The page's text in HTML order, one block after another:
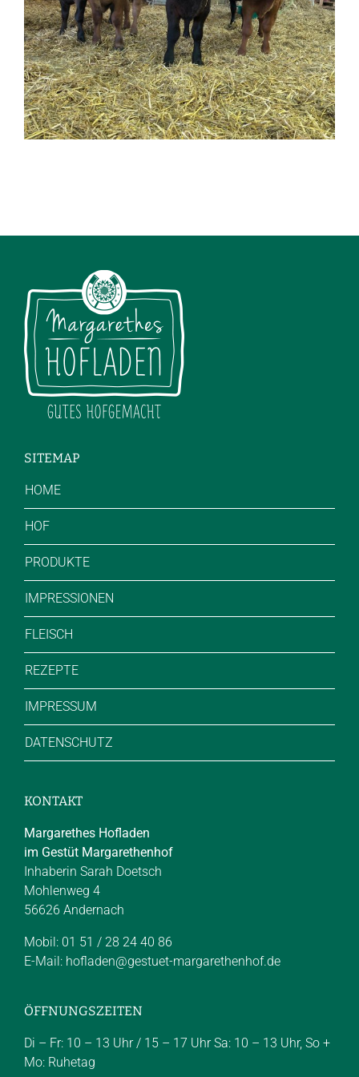
SITEMAP
HOME
HOF
PRODUKTE
IMPRESSIONEN
FLEISCH
REZEPTE
IMPRESSUM
DATENSCHUTZ
KONTAKT
Margarethes Hofladen
im Gestüt Margarethenhof
Inhaberin Sarah Doetsch
Mohlenweg 4
56626 Andernach
Mobil: 01 51 / 28 24 40 86
E-Mail: hofladen@gestuet-margarethenhof.de
ÖFFNUNGSZEITEN
Di – Fr: 10 – 13 Uhr / 15 – 17 Uhr Sa: 10 – 13 Uhr, So +
Mo: Ruhetag